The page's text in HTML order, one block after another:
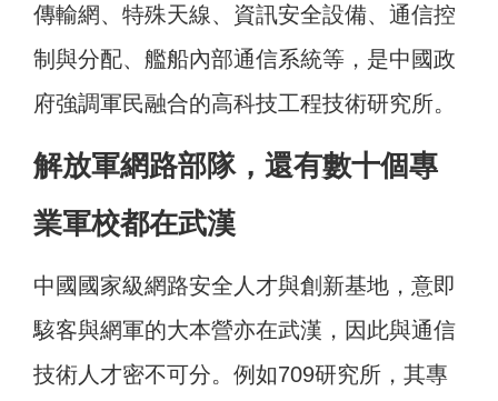
傳輸網、特殊天線、資訊安全設備、通信控
制與分配、艦船內部通信系統等，是中國政
府強調軍民融合的高科技工程技術研究所。
解放軍網路部隊，還有數十個專
業軍校都在武漢
中國國家級網路安全人才與創新基地，意即
駭客與網軍的大本營亦在武漢，因此與通信
技術人才密不可分。例如709研究所，其專